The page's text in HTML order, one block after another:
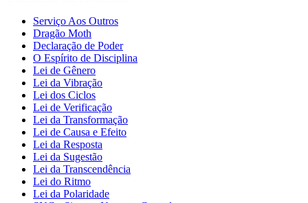
Serviço Aos Outros
Dragão Moth
Declaração de Poder
O Espírito de Disciplina
Lei de Gênero
Lei da Vibração
Lei dos Ciclos
Lei de Verificação
Lei da Transformação
Lei de Causa e Efeito
Lei da Resposta
Lei da Sugestão
Lei da Transcendência
Lei do Ritmo
Lei da Polaridade